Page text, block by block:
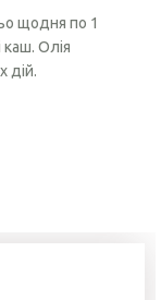
щодня по 1
каш. Олія
дій.